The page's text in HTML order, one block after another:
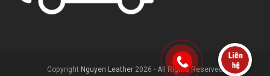
Copyright Nguyen Leather 2026 - All Rights Reserved